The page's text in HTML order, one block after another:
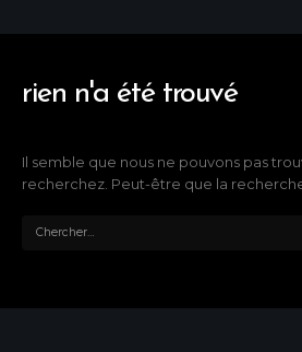
rien n'a été trouvé
Il semble que nous ne pouvons pas
recherchez. Peut-être que la